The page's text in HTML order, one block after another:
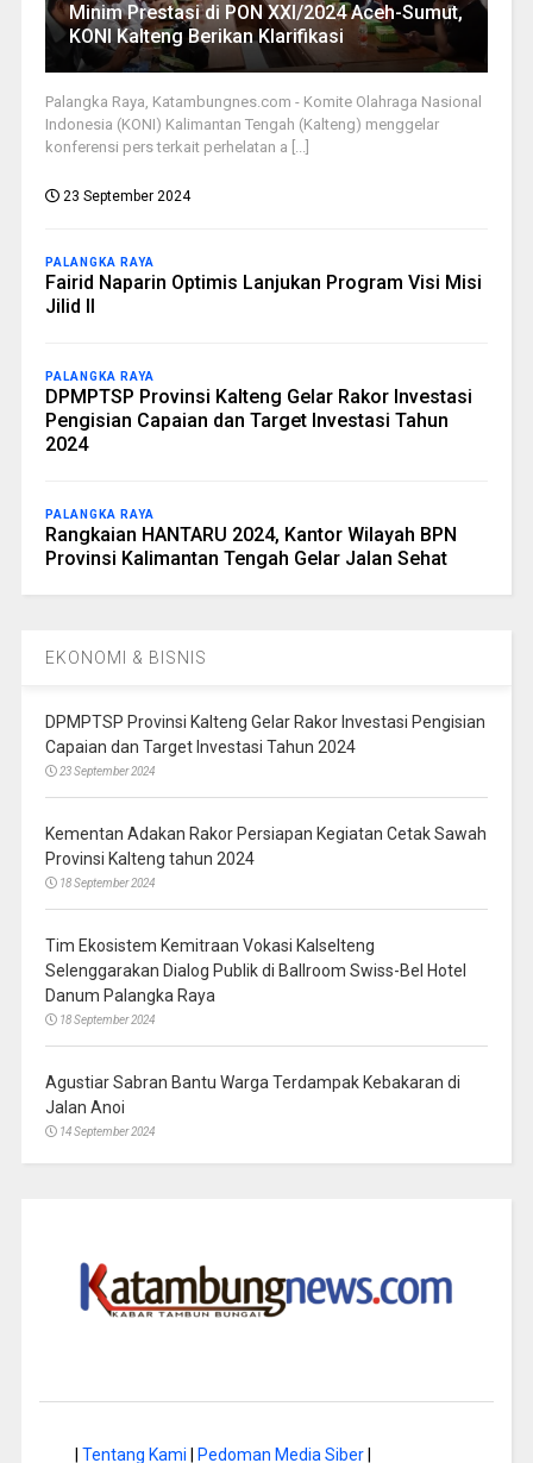
Minim Prestasi di PON XXI/2024 Aceh-Sumut,
KONI Kalteng Berikan Klarifikasi
Palangka Raya, Katambungnes.com - Komite Olahraga Nasional
Indonesia (KONI) Kalimantan Tengah (Kalteng) menggelar
konferensi pers terkait perhelatan a [...]
23 September 2024
PALANGKA RAYA
Fairid Naparin Optimis Lanjukan Program Visi Misi
Jilid II
PALANGKA RAYA
DPMPTSP Provinsi Kalteng Gelar Rakor Investasi
Pengisian Capaian dan Target Investasi Tahun
2024
PALANGKA RAYA
Rangkaian HANTARU 2024, Kantor Wilayah BPN
Provinsi Kalimantan Tengah Gelar Jalan Sehat
EKONOMI & BISNIS
DPMPTSP Provinsi Kalteng Gelar Rakor Investasi Pengisian
Capaian dan Target Investasi Tahun 2024
23 September 2024
Kementan Adakan Rakor Persiapan Kegiatan Cetak Sawah
Provinsi Kalteng tahun 2024
18 September 2024
Tim Ekosistem Kemitraan Vokasi Kalselteng
Selenggarakan Dialog Publik di Ballroom Swiss-Bel Hotel
Danum Palangka Raya
18 September 2024
Agustiar Sabran Bantu Warga Terdampak Kebakaran di
Jalan Anoi
14 September 2024
Tentang Kami Pedoman Media Siber|